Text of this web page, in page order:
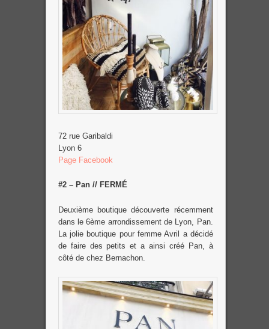
72 rue Garibaldi
Lyon 6
Page Facebook
#2 – Pan // FERMÉ
Deuxième boutique découverte récemment
dans le 6ème arrondissement de Lyon, Pan.
La jolie boutique pour femme Avril a décidé
de faire des petits et a ainsi créé Pan, à
côté de chez Bernachon.